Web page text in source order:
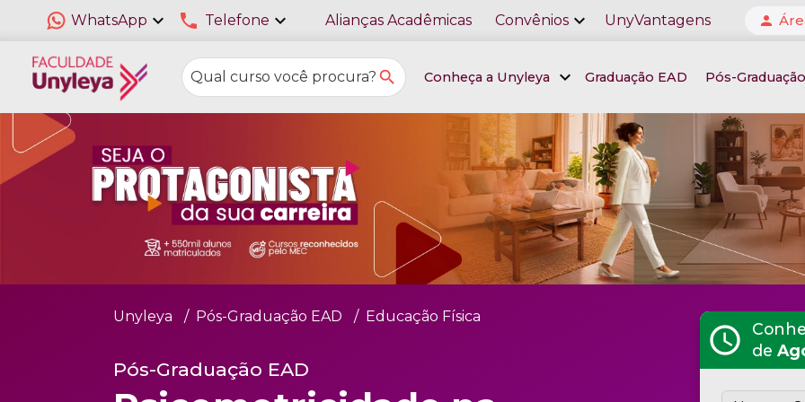
WhatsApp expand_more phone Telefone expand_more Alianças Acadêmicas Convênios expand_more UnyVantagens person
Conheça a Unyleya expand_more Graduação EAD Pós-
Unyleya Pós-Graduação EAD Educação Física
Pós-Graduação EAD
schedule
de